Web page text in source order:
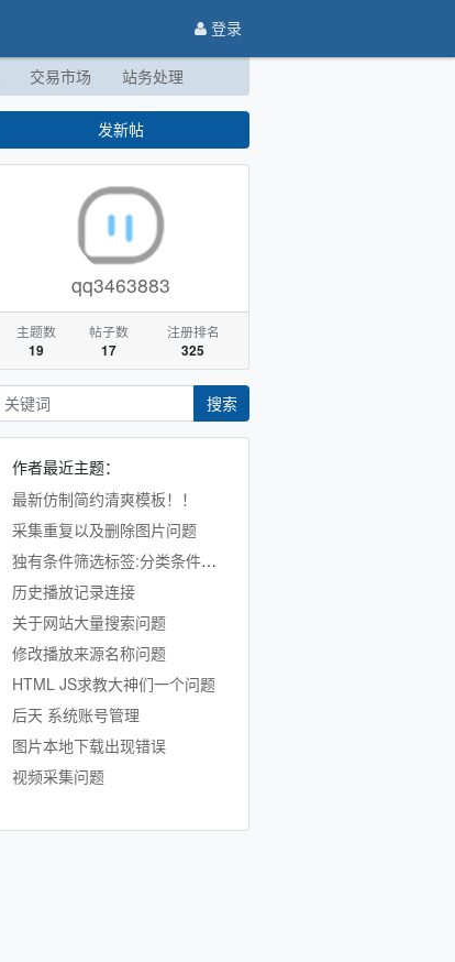
登录
交易市场 站务处理
发新帖
qq3463883
主题数
19
帖子数
17
注册排名
325
搜索
作者最近主题：
最新仿制简约清爽模板！！
采集重复以及删除图片问题
独有条件筛选标签:分类条件标签
历史播放记录连接
关于网站大量搜索问题
修改播放来源名称问题
HTML JS求教大神们一个问题
后天 系统账号管理
图片本地下载出现错误
视频采集问题